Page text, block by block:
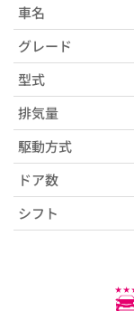
車名
グレード
型式
排気量
駆動方式
ドア数
シフト